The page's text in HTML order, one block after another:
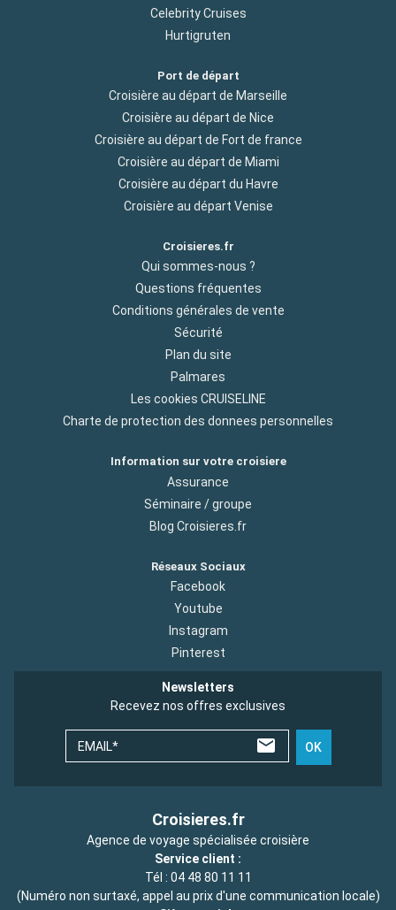
Celebrity Cruises
Hurtigruten
Port de départ
Croisière au départ de Marseille
Croisière au départ de Nice
Croisière au départ de Fort de france
Croisière au départ de Miami
Croisière au départ du Havre
Croisière au départ Venise
Croisieres.fr
Qui sommes-nous ?
Questions fréquentes
Conditions générales de vente
Sécurité
Plan du site
Palmares
Les cookies CRUISELINE
Charte de protection des donnees personnelles
Information sur votre croisiere
Assurance
Séminaire / groupe
Blog Croisieres.fr
Réseaux Sociaux
Facebook
Youtube
Instagram
Pinterest
Newsletters
Recevez nos offres exclusives
EMAIL* OK
Croisieres.fr
Agence de voyage spécialisée croisière
Service client :
Tél : 04 48 80 11 11
(Numéro non surtaxé, appel au prix d'une communication locale)